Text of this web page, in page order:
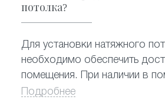
использовать любой
потолка?
Для установки натяжного
необходимо обеспечить
помещения. При наличии в
высокой мебели (шкафы,
Подробнее